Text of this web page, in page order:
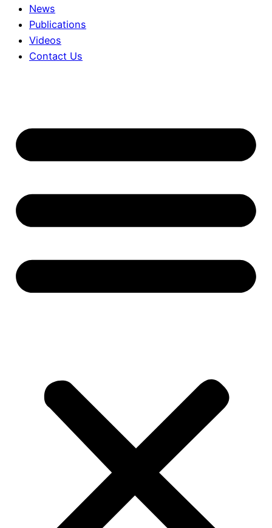
News
Publications
Videos
Contact Us